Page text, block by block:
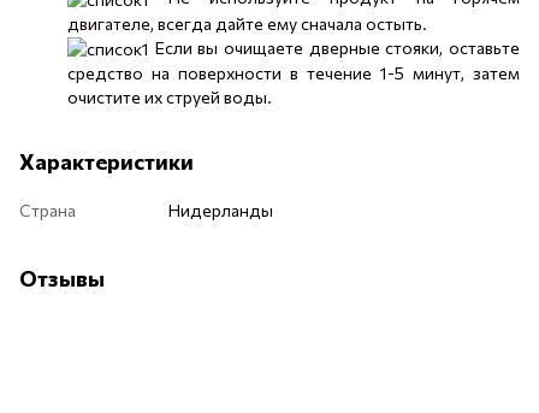
двигателе, всегда дайте ему сначала остыть.
Если вы очищаете дверные стояки, оставьте
средство на поверхности в течение 1-5 минут, затем
очистите их струей воды.
Характеристики
Страна Нидерланды
Отзывы